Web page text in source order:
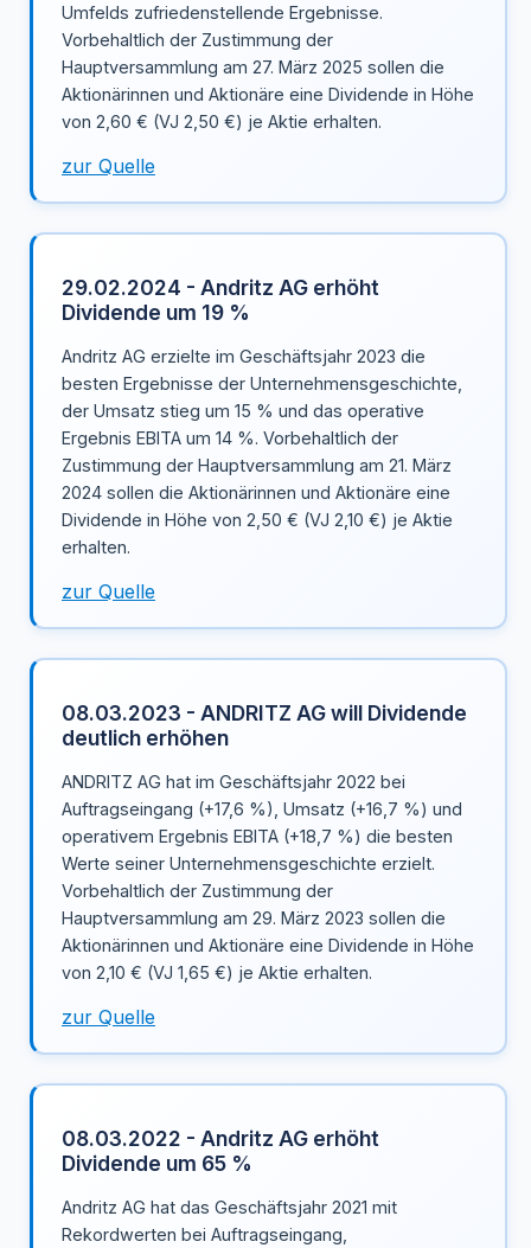
Umfelds zufriedenstellende Ergebnisse.
Vorbehaltlich der Zustimmung der
Hauptversammlung am 27. März 2025 sollen die
Aktionärinnen und Aktionäre eine Dividende in Höhe
von 2,60 € (VJ 2,50 €) je Aktie erhalten.
zur Quelle
29.02.2024 - Andritz AG erhöht
Dividende um 19 %
Andritz AG erzielte im Geschäftsjahr 2023 die
besten Ergebnisse der Unternehmensgeschichte,
der Umsatz stieg um 15 % und das operative
Ergebnis EBITA um 14 %. Vorbehaltlich der
Zustimmung der Hauptversammlung am 21. März
2024 sollen die Aktionärinnen und Aktionäre eine
Dividende in Höhe von 2,50 € (VJ 2,10 €) je Aktie
erhalten.
zur Quelle
08.03.2023 - ANDRITZ AG will Dividende
deutlich erhöhen
ANDRITZ AG hat im Geschäftsjahr 2022 bei
Auftragseingang (+17,6 %), Umsatz (+16,7 %) und
operativem Ergebnis EBITA (+18,7 %) die besten
Werte seiner Unternehmensgeschichte erzielt.
Vorbehaltlich der Zustimmung der
Hauptversammlung am 29. März 2023 sollen die
Aktionärinnen und Aktionäre eine Dividende in Höhe
von 2,10 € (VJ 1,65 €) je Aktie erhalten.
zur Quelle
08.03.2022 - Andritz AG erhöht
Dividende um 65 %
Andritz AG hat das Geschäftsjahr 2021 mit
Rekordwerten bei Auftragseingang,